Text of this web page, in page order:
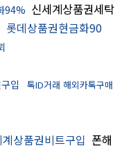
94% 신세계상품권세탁
롯데상품권현금화90
입 톡ID거래 해외카톡구매
상품권비트구입 폰해